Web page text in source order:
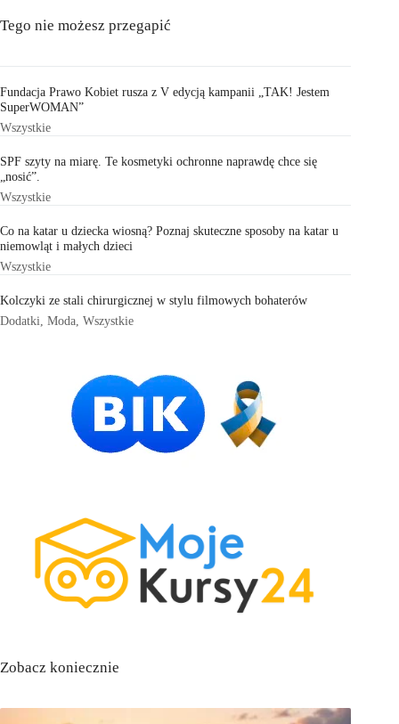
Tego nie możesz przegapić
Fundacja Prawo Kobiet rusza z V edycją kampanii „TAK! Jestem
SuperWOMAN”
Wszystkie
SPF szyty na miarę. Te kosmetyki ochronne naprawdę chce się
„nosić”.
Wszystkie
Co na katar u dziecka wiosną? Poznaj skuteczne sposoby na katar u
niemowląt i małych dzieci
Wszystkie
Kolczyki ze stali chirurgicznej w stylu filmowych bohaterów
Dodatki Moda Wszystkie
Zobacz koniecznie